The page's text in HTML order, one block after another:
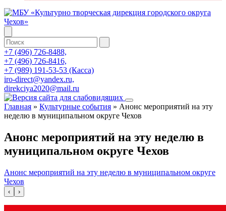
+7 (496) 726-8488,
+7 (496) 726-8416,
+7 (989) 191-53-53 (Касса)
iro-direct@yandex.ru,
direkciya2020@mail.ru
Главная » Культурные события » Анонс мероприятий на эту
неделю в муниципальном округе Чехов
Анонс мероприятий на эту неделю в
муниципальном округе Чехов
Анонс мероприятий на эту неделю в муниципальном округе
Чехов
‹ ›